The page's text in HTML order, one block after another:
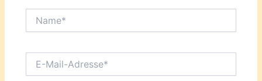
Mail-